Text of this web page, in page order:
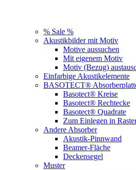
% Sale %
Akustikbilder mit Motiv
Motive aussuchen
Mit eigenem Motiv
Motiv (Bezug)
Einfarbige Akustikelemente
BASOTECT®
Basotect® Kreise
Basotect® Rechtecke
Basotect® Quadrate
Zum Einlegen in
Andere Absorber
Akustik-Pinnwand
Beamer-Fläche
Deckensegel
Muster